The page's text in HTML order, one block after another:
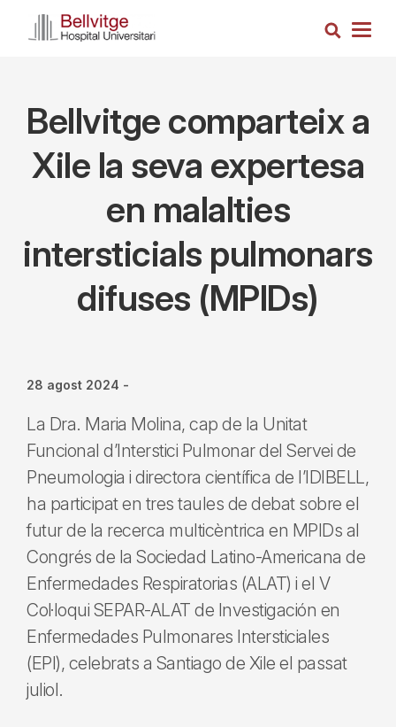
Cerca
Bellvitge comparteix a
Xile la seva expertesa
en malalties
intersticials pulmonars
difuses (MPIDs)
28 agost 2024 -
La Dra. Maria Molina, cap de la Unitat
Funcional d’Interstici Pulmonar del Servei de
Pneumologia i directora científica de l’IDIBELL,
ha participat en tres taules de debat sobre el
futur de la recerca multicèntrica en MPIDs al
Congrés de la Sociedad Latino-Americana de
Enfermedades Respiratorias (ALAT) i el V
Col·loqui SEPAR-ALAT de Investigación en
Enfermedades Pulmonares Intersticiales
(EPI), celebrats a Santiago de Xile el passat
juliol.